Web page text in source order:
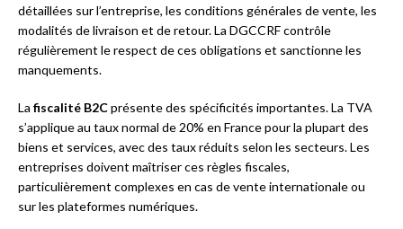
détaillées sur l’entreprise, les conditions générales de vente, les
modalités de livraison et de retour. La DGCCRF contrôle
régulièrement le respect de ces obligations et sanctionne les
manquements.
La fiscalité B2Cprésente des spécificités importantes. La TVA
s’applique au taux normal de 20% en France pour la plupart des
biens et services, avec des taux réduits selon les secteurs. Les
entreprises doivent maîtriser ces règles fiscales,
particulièrement complexes en cas de vente internationale ou
sur les plateformes numériques.